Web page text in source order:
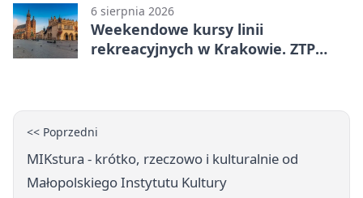
6 sierpnia 2026
Weekendowe kursy linii
rekreacyjnych w Krakowie. ZTP
<< Poprzedni
MIKstura - krótko, rzeczowo i kulturalnie od
Małopolskiego Instytutu Kultury